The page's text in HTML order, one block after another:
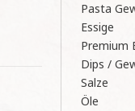
Pasta
Essige
Premium
Dips /
Salze
Öle